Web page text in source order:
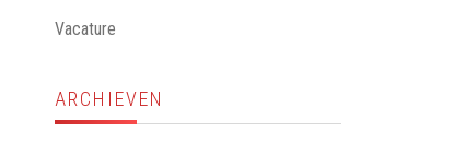
Vacature
ARCHIEVEN